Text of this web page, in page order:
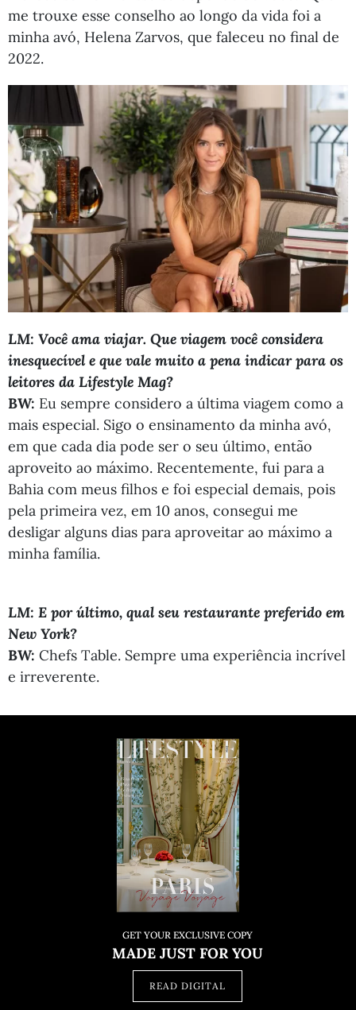
me trouxe esse conselho ao longo da vida foi a
minha avó, Helena Zarvos, que faleceu no final de
2022.
LM: Você ama viajar. Que viagem você considera
inesquecível e que vale muito a pena indicar para os
leitores da Lifestyle Mag?
BW: Eu sempre considero a última viagem como a
mais especial. Sigo o ensinamento da minha avó,
em que cada dia pode ser o seu último, então
aproveito ao máximo. Recentemente, fui para a
Bahia com meus filhos e foi especial demais, pois
pela primeira vez, em 10 anos, consegui me
desligar alguns dias para aproveitar ao máximo a
minha família.
LM: E por último, qual seu restaurante preferido em
New York?
BW: Chefs Table. Sempre uma experiência incrível
e irreverente.
GET YOUR EXCLUSIVE COPY
MADE JUST FOR YOU
READ DIGITAL